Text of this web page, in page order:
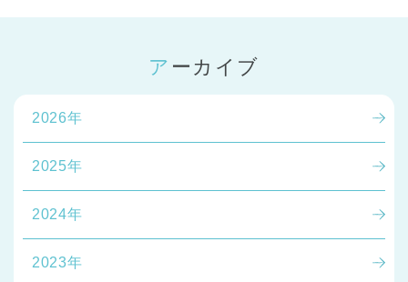
アーカイブ
2026年
2025年
2024年
2023年